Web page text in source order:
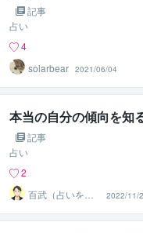
記事
占い
4
solarbear 2021/06/04
本当の自分の傾向を知
記事
占い
2
百武（占いを使
う目標達成トレ
ーナー）
2022/11/